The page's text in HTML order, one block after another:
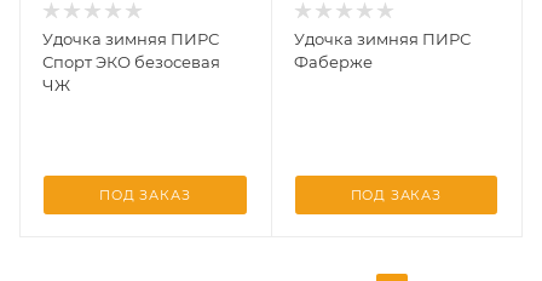
Удочка зимняя ПИРС
Спорт ЭКО безосевая
ЧЖ
ПОД ЗАКАЗ
Удочка зимняя ПИРС
Фаберже
ПОД ЗАКАЗ